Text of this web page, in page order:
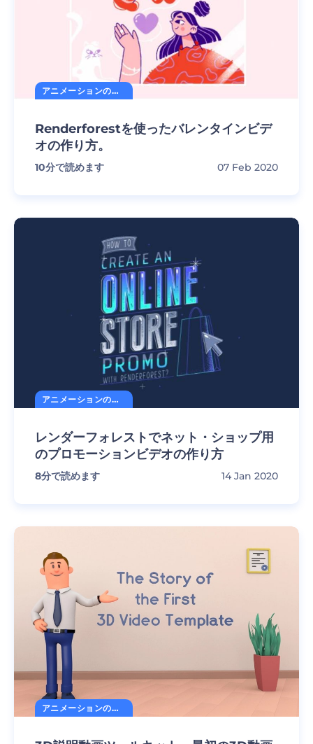
アニメーションの秘訣
Renderforestを使ったバレンタインビデ
オの作り方。
10分で読めます 07 Feb 2020
アニメーションの秘訣
レンダーフォレストでネット・ショップ用
のプロモーションビデオの作り方
8分で読めます 14 Jan 2020
アニメーションの秘訣